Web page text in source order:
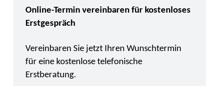
Online-Termin vereinbaren für kostenloses
Erstgespräch
Vereinbaren Sie jetzt Ihren Wunschtermin
für eine kostenlose telefonische
Erstberatung.